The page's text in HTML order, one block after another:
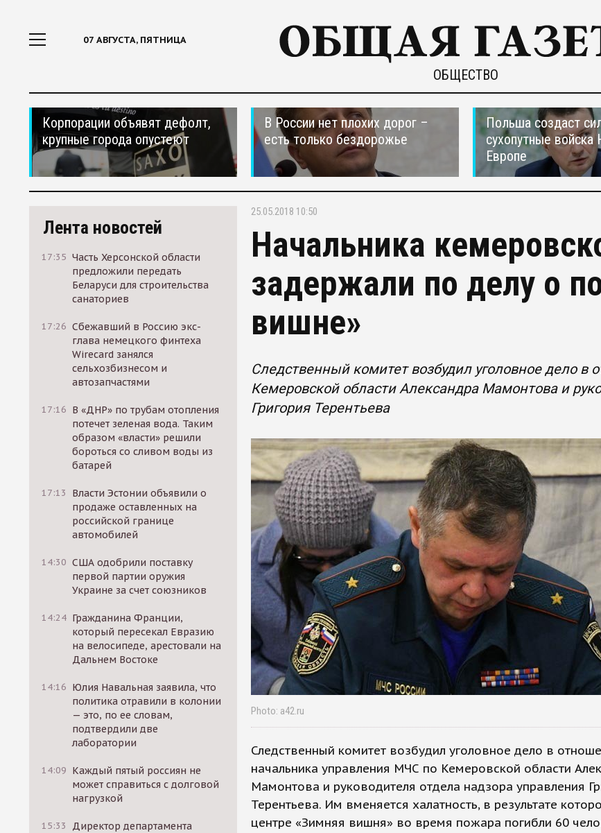
07 АВГУСТА, ПЯТНИЦА
ОБЩЕСТВО
Корпорации объявят дефолт,
крупные города опустеют
В России нет плохих дорог –
есть только бездорожье
Польша создаст
сухопутные
Европе
Лента новостей
17:35 Часть Херсонской области
предложили передать
Беларуси для строительства
санаториев
17:26 Сбежавший в Россию экс-
глава немецкого финтеха
Wirecard занялся
сельхозбизнесом и
автозапчастями
17:16 В «ДНР» по трубам отопления
потечет зеленая вода. Таким
образом «власти» решили
бороться со сливом воды из
батарей
17:13
Власти Эстонии объявили о
продаже оставленных на
российской границе
автомобилей
14:30 США одобрили поставку
первой партии оружия
Украине за счет союзников
14:24 Гражданина Франции,
который пересекал Евразию
на велосипеде, арестовали на
Дальнем Востоке
14:16 Юлия Навальная заявила, что
политика отравили в колонии
— это, по ее словам,
подтвердили две
лаборатории
14:09 Каждый пятый россиян не
может справиться с долговой
нагрузкой
15:33
Директор департамента
25.05.2018 10:50
Начальника
задержали по делу о
вишне»
Следственный комитет возбудил уголовное дело
Кемеровской области Александра Мамонтова и
Григория Терентьева
Photo: a42.ru
Следственный комитет возбудил уголовное дело в
начальника управления МЧС по Кемеровской области
Мамонтова и руководителя отдела надзора управления
Терентьева. Им вменяется халатность, в результате
центре «Зимняя вишня» во время пожара погибли 60